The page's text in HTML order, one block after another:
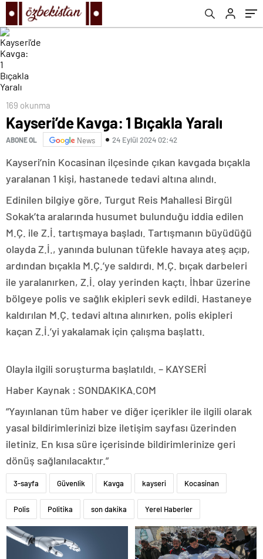
169 okunma
Kayseri’de Kavga: 1 Bıçakla Yaralı
ABONE OL News 24 Eylül 2024 02:42
Kayseri’nin Kocasinan ilçesinde çıkan kavgada bıçakla
yaralanan 1 kişi, hastanede tedavi altına alındı.
Edinilen bilgiye göre, Turgut Reis Mahallesi Birgül
Sokak’ta aralarında husumet bulunduğu iddia edilen
M.Ç. ile Z.İ. tartışmaya başladı. Tartışmanın büyüdüğü
olayda Z.İ., yanında bulunan tüfekle havaya ateş açıp,
ardından bıçakla M.Ç.’ye saldırdı. M.Ç. bıçak darbeleri
ile yaralanırken, Z.İ. olay yerinden kaçtı. İhbar üzerine
bölgeye polis ve sağlık ekipleri sevk edildi. Hastaneye
kaldırılan M.Ç. tedavi altına alınırken, polis ekipleri
kaçan Z.İ.’yi yakalamak için çalışma başlattı.
Olayla ilgili soruşturma başlatıldı. – KAYSERİ
Haber Kaynak : SONDAKIKA.COM
“Yayınlanan tüm haber ve diğer içerikler ile ilgili olarak
yasal bildirimlerinizi bize iletişim sayfası üzerinden
iletiniz. En kısa süre içerisinde bildirimlerinize geri
dönüş sağlanılacaktır.”
3-sayfa Güvenlik Kavga kayseri Kocasinan
Polis Politika son dakika Yerel Haberler